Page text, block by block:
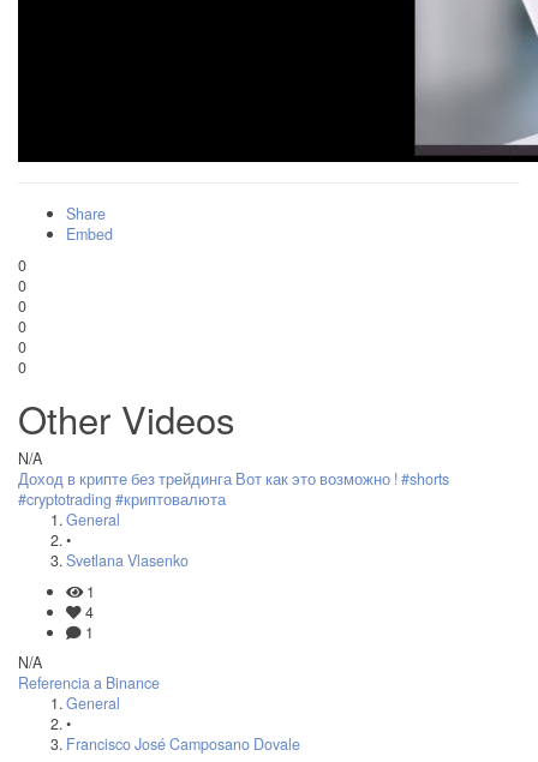
Share
Embed
0
0
0
0
0
0
Other Videos
N/A
Доход в крипте без трейдинга Вот как это возможно ! #shorts
#cryptotrading #криптовалюта
General
•
Svetlana Vlasenko
1
4
1
N/A
Referencia a Binance
General
•
Francisco José Camposano Dovale